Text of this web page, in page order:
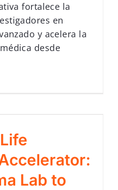
fortalece la
en
y acelera la
desde
Lab to